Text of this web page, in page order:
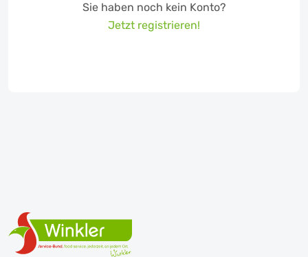
Sie haben noch kein Konto?
Jetzt registrieren!